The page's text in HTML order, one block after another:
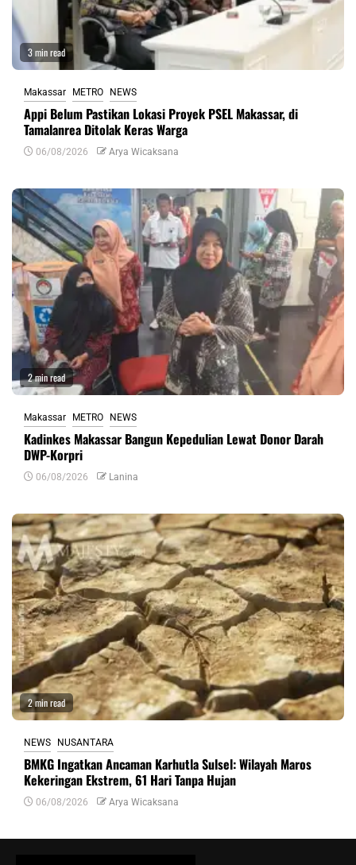
3 min read
Makassar METRO NEWS
Appi Belum Pastikan Lokasi Proyek PSEL Makassar, di
Tamalanrea Ditolak Keras Warga
06/08/2026 Arya Wicaksana
2 min read
Makassar METRO NEWS
Kadinkes Makassar Bangun Kepedulian Lewat Donor Darah
DWP-Korpri
06/08/2026 Lanina
2 min read
NEWS NUSANTARA
BMKG Ingatkan Ancaman Karhutla Sulsel: Wilayah Maros
Kekeringan Ekstrem, 61 Hari Tanpa Hujan
06/08/2026 Arya Wicaksana